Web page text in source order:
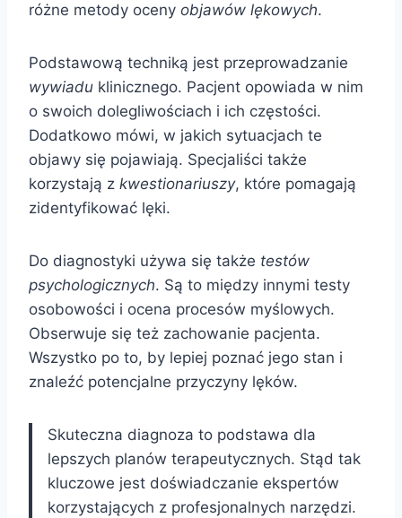
różne metody oceny objawów lękowych.
Podstawową techniką jest przeprowadzanie
wywiadu klinicznego. Pacjent opowiada w nim
o swoich dolegliwościach i ich częstości.
Dodatkowo mówi, w jakich sytuacjach te
objawy się pojawiają. Specjaliści także
korzystają z kwestionariuszy, które pomagają
zidentyfikować lęki.
Do diagnostyki używa się także testów
psychologicznych. Są to między innymi testy
osobowości i ocena procesów myślowych.
Obserwuje się też zachowanie pacjenta.
Wszystko po to, by lepiej poznać jego stan i
znaleźć potencjalne przyczyny lęków.
Skuteczna diagnoza to podstawa dla
lepszych planów terapeutycznych. Stąd tak
kluczowe jest doświadczanie ekspertów
korzystających z profesjonalnych narzędzi.